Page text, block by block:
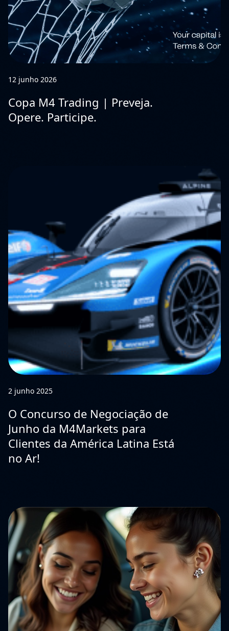
12 junho 2026
Copa M4 Trading | Preveja.
Opere. Participe.
2 junho 2025
O Concurso de Negociação de
Junho da M4Markets para
Clientes da América Latina Está
no Ar!